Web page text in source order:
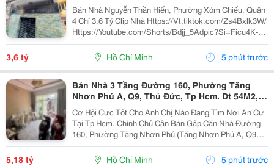
Bán Nhà Nguyễn Thần Hiến, Phường Xóm Chiếu, Quận
4 Chỉ 3,6 Tỷ Clip Nhà Https://Vt.tiktok.com/Zs4Bxlk3W/
Https://Youtube.com/Shorts/Bdjj_5Adpic?Si=Ficu4K-
Ulrqinf8N Vị Trí Đẹp, Cách Mặt Tiền Nguyễn Thần Hiến
Chỉ , 10 Bước Chân Lên Xe Hơi,...
3,6 tỷ Hồ Chí Minh 5 phút trước
Bán Nhà 3 Tầng Đường 160, Phường Tăng
Nhơn Phú A, Q9, Thủ Đức, Tp Hcm. Dt 54M2,
Sổ Hồng Riêng. Giá 5,18 Tỷ
Cơ Hội Cực Tốt Cho Anh Chị Nào Đang Tìm Nơi An Cư
Tại Tp Hcm. Chính Chủ Cần Bán Gấp Căn Nhà Đường
160, Phường Tăng Nhơn Phú (Tăng Nhơn Phú A, Q9
Cũ). Vị Trí Nhà Nằm Trong Khu Dân Cư Ổn Định, Giao
Thông Thuận Tiện Chỉ Vài Bước Là Ra Lã Xuân Oai,
5,18 tỷ Hồ Chí Minh 5 phút trước